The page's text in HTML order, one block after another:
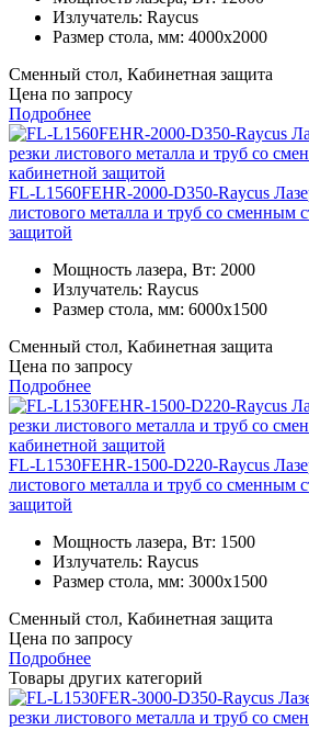
Излучатель: Raycus
Размер стола, мм: 4000x2000
Сменный стол, Кабинетная защита
Цена по запросу
Подробнее
FL-L1560FEHR-2000-D350-Raycus
листового металла и труб со сменным
защитой
Мощность лазера, Вт: 2000
Излучатель: Raycus
Размер стола, мм: 6000x1500
Сменный стол, Кабинетная защита
Цена по запросу
Подробнее
FL-L1530FEHR-1500-D220-Raycus
листового металла и труб со сменным
защитой
Мощность лазера, Вт: 1500
Излучатель: Raycus
Размер стола, мм: 3000x1500
Сменный стол, Кабинетная защита
Цена по запросу
Подробнее
Товары других категорий